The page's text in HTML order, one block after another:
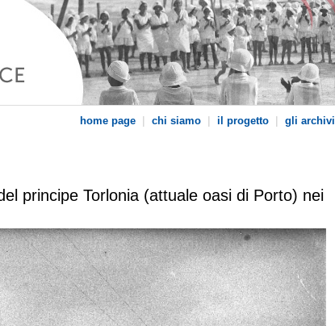
home page | chi siamo | il progetto | gli archivi
principe Torlonia (attuale oasi di Porto) nei